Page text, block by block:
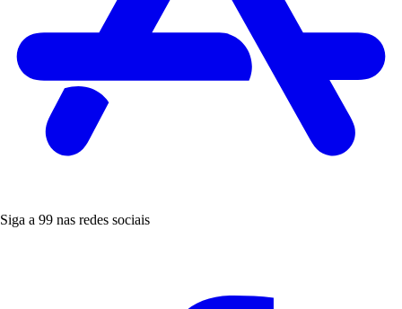
Siga a 99 nas redes sociais